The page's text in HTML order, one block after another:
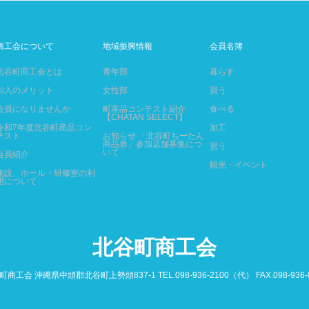
工会について
谷町商工会とは
入のメリット
員になりませんか
和7年度北谷町産品コン
スト
員紹介
設、ホール・研修室の利
について
地域振興情報
青年部
女性部
町産品コンテスト紹介
【CHATAN SELECT】
お知らせ 「北谷町ちーたん
商品券」参加店舗募集につ
いて
会員名簿
暮らす
買う
食べる
加工
習う
観光・イベント
北谷町商工会
商工会 沖縄県中頭郡北谷町上勢頭837-1 TEL.098-936-2100（代） FAX.098-